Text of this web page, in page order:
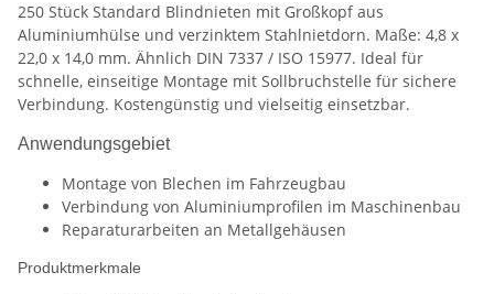
250 Stück Standard Blindnieten mit Großkopf aus
Aluminiumhülse und verzinktem Stahlnietdorn. Maße: 4,8 x
22,0 x 14,0 mm. Ähnlich DIN 7337 / ISO 15977. Ideal für
schnelle, einseitige Montage mit Sollbruchstelle für sichere
Verbindung. Kostengünstig und vielseitig einsetzbar.
Anwendungsgebiet
Montage von Blechen im Fahrzeugbau
Verbindung von Aluminiumprofilen im Maschinenbau
Reparaturarbeiten an Metallgehäusen
Produktmerkmale